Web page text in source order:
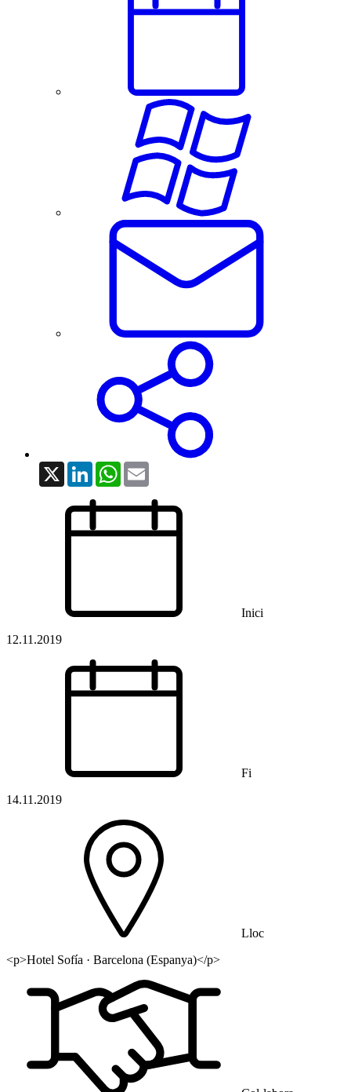
X LinkedInWhatsApp
Inici
12.11.2019
Fi
14.11.2019
Lloc
<p>Hotel Sofía · Barcelona (Espanya)</p>